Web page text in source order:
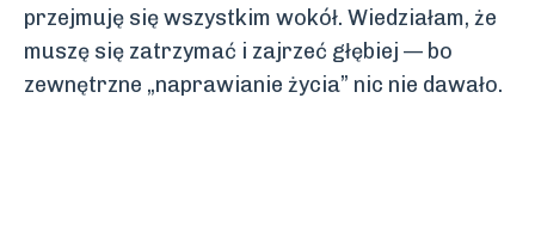
przejmuję się wszystkim wokół. Wiedziałam, że
muszę się zatrzymać i zajrzeć głębiej — bo
zewnętrzne „naprawianie życia” nic nie dawało.